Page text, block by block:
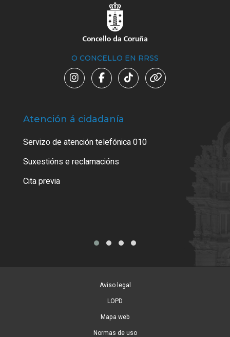
O CONCELLO EN RRSS
Atención á cidadanía
Servizo de atención telefónica 010
Suxestións e reclamacións
Cita previa
Aviso legal
LOPD
Mapa web
Normas de uso